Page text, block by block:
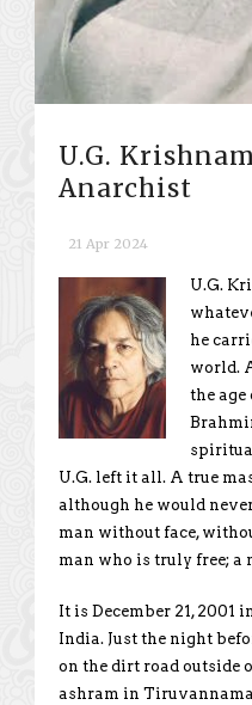
U.G.
Anarchist
21 Apr 2024
U.G.
he
world.
the age
U.G. left it all. A true
although he would
man without face,
man who is truly free; a
It is December 21, 2001
India. Just the night
on the dirt road outside
ashram in